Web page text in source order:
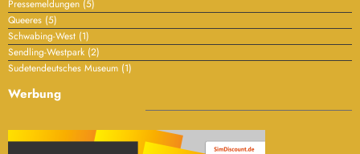
Queeres(5)
Schwabing-West(1)
Sendling-Westpark(2)
Sudetendeutsches Museum(1)
Werbung